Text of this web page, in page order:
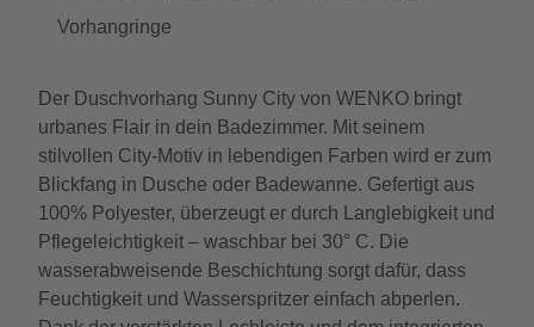
Vorhangringe
Der Duschvorhang Sunny City von WENKO bringt
urbanes Flair in dein Badezimmer. Mit seinem
stilvollen City-Motiv in lebendigen Farben wird er zum
Blickfang in Dusche oder Badewanne. Gefertigt aus
100% Polyester, überzeugt er durch Langlebigkeit und
Pflegeleichtigkeit – waschbar bei 30° C. Die
wasserabweisende Beschichtung sorgt dafür, dass
Feuchtigkeit und Wasserspritzer einfach abperlen.